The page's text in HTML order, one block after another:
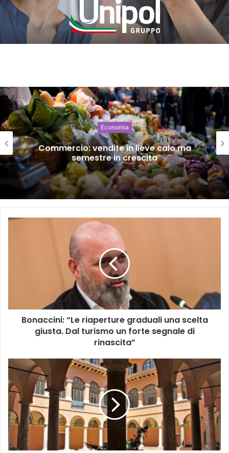
Economia
Commercio: vendite in lieve calo ma
semestre in crescita
Bonaccini: “Le riaperture graduali una scelta
giusta. Dal turismo un forte segnale di
rinascita”